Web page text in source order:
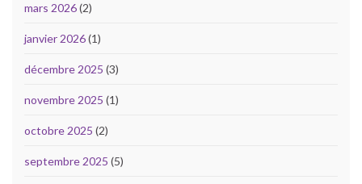
mars 2026(2)
janvier 2026(1)
décembre 2025 (3)
novembre 2025 (1)
octobre 2025 (2)
septembre 2025 (5)